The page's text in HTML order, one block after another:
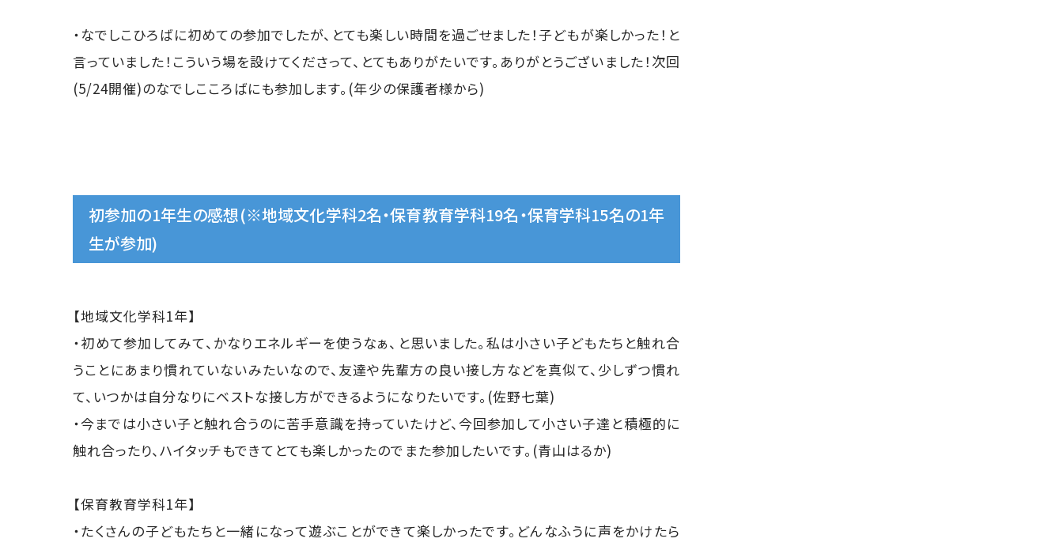
・なでしこひろばに初めての参加でしたが、とても楽しい時間を過ごせました！子どもが楽しかった！と
言っていました！こういう場を設けてくださって、とてもありがたいです。ありがとうございました！次回
(5/24開催)のなでしこころばにも参加します。(年少の保護者様から)
初参加の1年生の感想(※地域文化学科2名・保育教育学科19名・保育学科15名の1年
生が参加)
【地域文化学科1年】
・初めて参加してみて、かなりエネルギーを使うなぁ、と思いました。私は小さい子どもたちと触れ合
うことにあまり慣れていないみたいなので、友達や先輩方の良い接し方などを真似て、少しずつ慣れ
て、いつかは自分なりにベストな接し方ができるようになりたいです。(佐野七葉)
・今までは小さい子と触れ合うのに苦手意識を持っていたけど、今回参加して小さい子達と積極的に
触れ合ったり、ハイタッチもできてとても楽しかったのでまた参加したいです。(青山はるか)
【保育教育学科1年】
・たくさんの子どもたちと一緒になって遊ぶことができて楽しかったです。どんなふうに声をかけたら